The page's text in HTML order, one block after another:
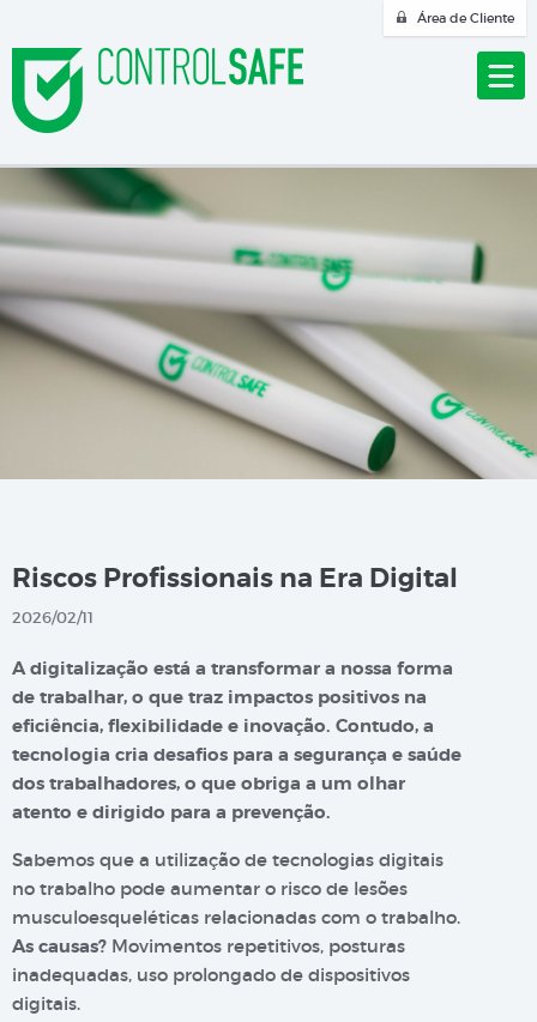
Área de Cliente
Riscos Profissionais na Era Digital
2026/02/11
A digitalização está a transformar a nossa forma
de trabalhar, o que traz impactos positivos na
eficiência, flexibilidade e inovação. Contudo, a
tecnologia cria desafios para a segurança e saúde
dos trabalhadores, o que obriga a um olhar
atento e dirigido para a prevenção.
Sabemos que a utilização de tecnologias digitais
no trabalho pode aumentar o risco de lesões
musculoesqueléticas relacionadas com o trabalho.
As causas? Movimentos repetitivos, posturas
inadequadas, uso prolongado de dispositivos
digitais.